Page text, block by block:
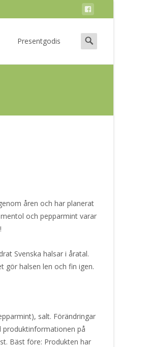
Presentgodis
Search
for:
åren och har planerat
och pepparmint varar
Svenska halsar i åratal.
gör halsen len och fin igen.
salt. Förändringar
produktinformationen på
Bäst före: Produkten har